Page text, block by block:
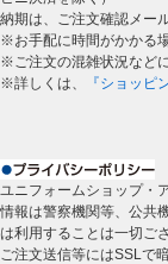
納期は、ご注文確認メー
※お手配に時間がかかる
※ご注文の混雑状況など
※詳しくは、
『ショッピ
ユニフォームショップ・
情報は警察機関等、公共
は利用することは一切ご
ご注文送信等にはSSLで